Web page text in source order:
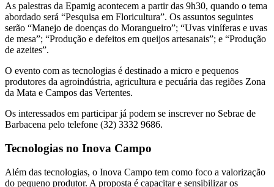
As palestras da Epamig acontecem a partir das 9h30, quando o tema
abordado será “Pesquisa em Floricultura”. Os assuntos seguintes
serão “Manejo de doenças do Morangueiro”; “Uvas viníferas e uvas
de mesa”; “Produção e defeitos em queijos artesanais”; e “Produção
de azeites”.
O evento com as tecnologias é destinado a micro e pequenos
produtores da agroindústria, agricultura e pecuária das regiões Zona
da Mata e Campos das Vertentes.
Os interessados em participar já podem se inscrever no Sebrae de
Barbacena pelo telefone (32) 3332 9686.
Tecnologias no Inova Campo
Além das tecnologias, o Inova Campo tem como foco a valorização
do pequeno produtor. A proposta é capacitar e sensibilizar os